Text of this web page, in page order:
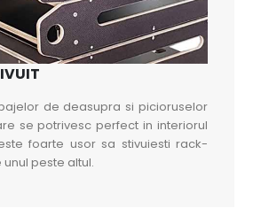
de deasupra si picioruselor
se potrivesc perfect in interiorul
foarte usor sa stivuiesti rack-
peste altul.